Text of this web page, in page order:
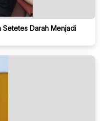
Setetes Darah Menjadi